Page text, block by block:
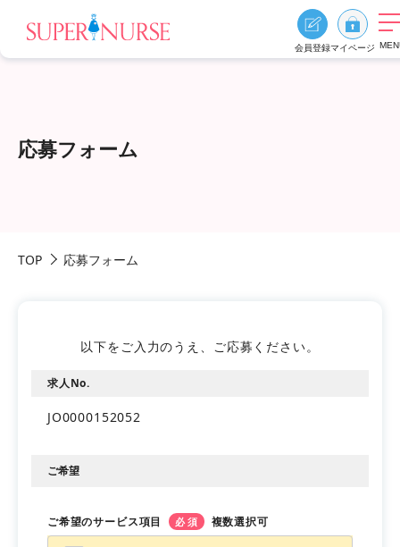
会員登録マイページ
おすすめ特集
お役立ち情報
応募フォーム
TOP 応募フォーム
以下をご入力のうえ、ご応募ください。
求人No.
JO0000152052
ご希望
ご希望のサービス項目 必須 複数選択可